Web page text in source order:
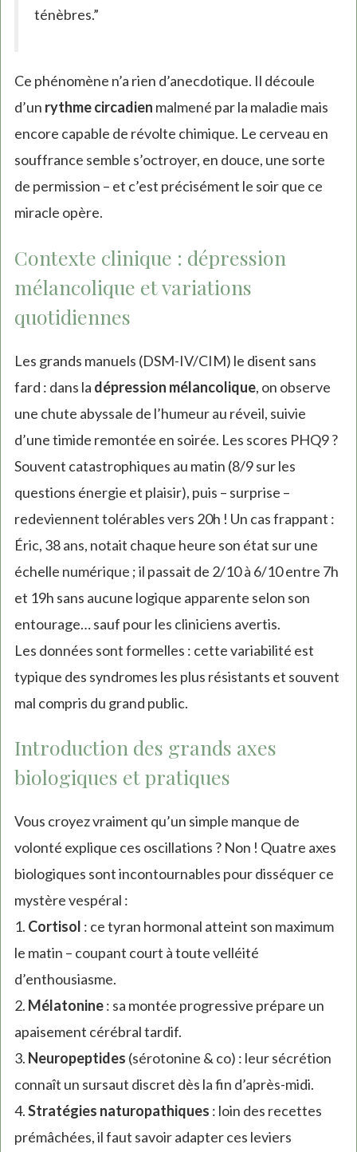
ténèbres.”
Ce phénomène n’a rien d’anecdotique. Il découle
d’un rythme circadien malmené par la maladie mais
encore capable de révolte chimique. Le cerveau en
souffrance semble s’octroyer, en douce, une sorte
de permission – et c’est précisément le soir que ce
miracle opère.
Contexte clinique : dépression
mélancolique et variations
quotidiennes
Les grands manuels (DSM-IV/CIM) le disent sans
fard : dans la dépression mélancolique, on observe
une chute abyssale de l’humeur au réveil, suivie
d’une timide remontée en soirée. Les scores PHQ9 ?
Souvent catastrophiques au matin (8/9 sur les
questions énergie et plaisir), puis – surprise –
redeviennent tolérables vers 20h ! Un cas frappant :
Éric, 38 ans, notait chaque heure son état sur une
échelle numérique ; il passait de 2/10 à 6/10 entre 7h
et 19h sans aucune logique apparente selon son
entourage… sauf pour les cliniciens avertis.
Les données sont formelles : cette variabilité est
typique des syndromes les plus résistants et souvent
mal compris du grand public.
Introduction des grands axes
biologiques et pratiques
Vous croyez vraiment qu’un simple manque de
volonté explique ces oscillations ? Non ! Quatre axes
biologiques sont incontournables pour disséquer ce
mystère vespéral :
1. Cortisol : ce tyran hormonal atteint son maximum
le matin – coupant court à toute velléité
d’enthousiasme.
2. Mélatonine: sa montée progressive prépare un
apaisement cérébral tardif.
3. Neuropeptides (sérotonine & co) : leur sécrétion
connaît un sursaut discret dès la fin d’après-midi.
4.Stratégies naturopathiques : loin des recettes
prémâchées, il faut savoir adapter ces leviers